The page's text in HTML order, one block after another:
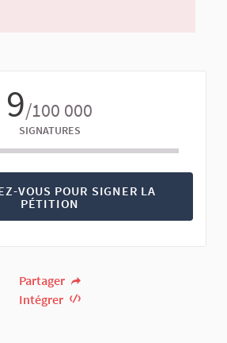
9/100 000
SIGNATURES
VOUS POUR SIGNER LA
PÉTITION
Partager
Intégrer